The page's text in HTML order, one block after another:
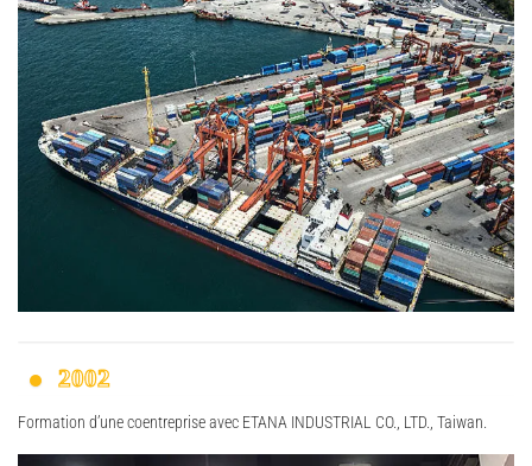
2002
Formation d’une coentreprise avec ETANA INDUSTRIAL CO., LTD., Taiwan.